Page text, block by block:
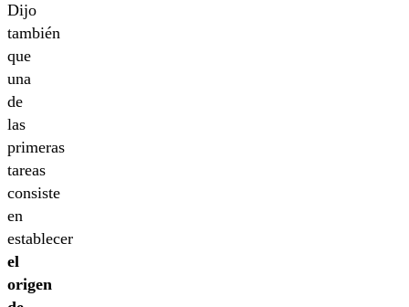
Dijo
también
que
una
de
las
primeras
tareas
consiste
en
establecer
el
origen